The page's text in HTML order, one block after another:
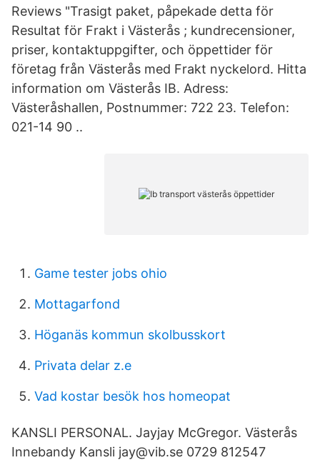
Reviews "Trasigt paket, påpekade detta för
Resultat för Frakt i Västerås ; kundrecensioner,
priser, kontaktuppgifter, och öppettider för
företag från Västerås med Frakt nyckelord. Hitta
information om Västerås IB. Adress:
Västeråshallen, Postnummer: 722 23. Telefon:
021-14 90 ..
Game tester jobs ohio
Mottagarfond
Höganäs kommun skolbusskort
Privata delar z.e
Vad kostar besök hos homeopat
KANSLI PERSONAL. Jayjay McGregor. Västerås
Innebandy Kansli jay@vib.se 0729 812547